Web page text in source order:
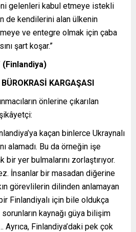
gelenleri kabul etmeye istekli
de kendilerini alan ülkenin
ve entegre olmak için çaba
şart koşar.”
(Finlandiya)
KARGAŞASI
önlerine çıkarılan
kaçan binlerce Ukraynalı
alamadı. Bu da örneğin işe
yer bulmalarını zorlaştırıyor.
İnsanlar bir masadan diğerine
görevlilerin dilinden anlamayan
Finlandiyalı için bile oldukça
kaynağı güya bilişim
Ayrıca, Finlandiya’daki pek çok